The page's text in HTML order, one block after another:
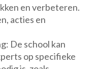
en verbeteren.
acties en
De school kan
op specifieke